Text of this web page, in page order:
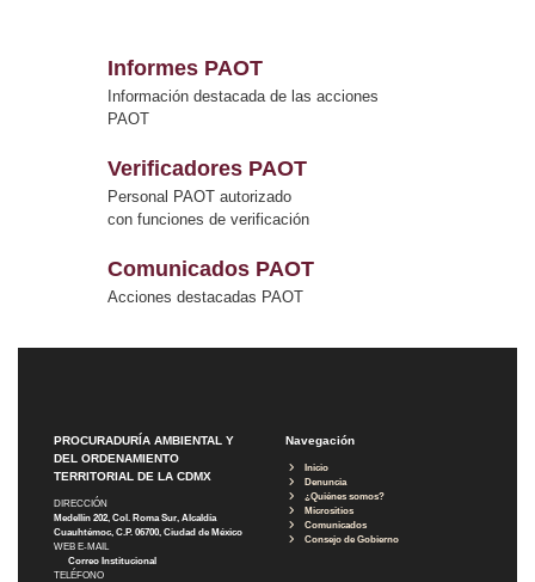
Informes PAOT
Información destacada de las acciones
PAOT
Verificadores PAOT
Personal PAOT autorizado
con funciones de verificación
Comunicados PAOT
Acciones destacadas PAOT
PROCURADURÍA AMBIENTAL Y
DEL ORDENAMIENTO
TERRITORIAL DE LA CDMX
DIRECCIÓN
Medellín 202, Col. Roma Sur, Alcaldía
Cuauhtémoc, C.P. 06700, Ciudad de México
WEB E-MAIL
Correo Institucional
TELÉFONO
Navegación
Inicio
Denuncia
¿Quiénes somos?
Micrositios
Comunicados
Consejo de Gobierno